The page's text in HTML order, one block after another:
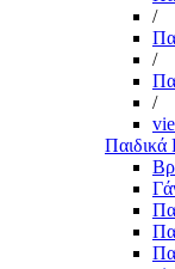
/
/
/
Παιδικά